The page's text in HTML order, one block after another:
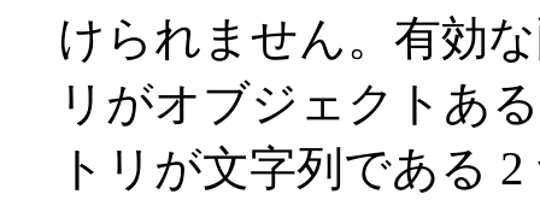
けられません。有効
リがオブジェクトあ
トリが文字列である